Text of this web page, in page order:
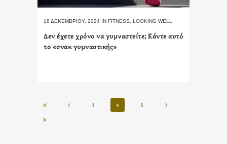
18 ΔΕΚΕΜΒΡΊΟΥ, 2024 IN FITNESS LOOKING WELL
Δεν έχετε χρόνο να γυμναστείτε; Κάντε αυτό
το «σνακ γυμναστικής»
3 4 5